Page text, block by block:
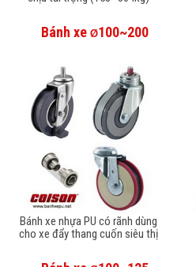
Bánh xe Ø100~200
Bánh xe nhựa PU có rãnh dùng
cho xe đẩy thang cuốn siêu thị